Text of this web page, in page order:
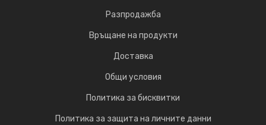
Разпродажба
Връщане на продукти
Доставка
Общи условия
Политика за бисквитки
Политика за защита на личните данни